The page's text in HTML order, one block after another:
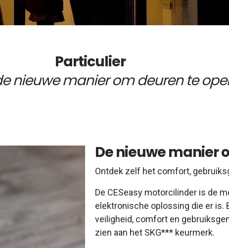
Particulier
nieuwe manier om deuren te
De nieuwe manier
Ontdek zelf het comfort,
De CESeasy motorcilinder is de
elektronische oplossing die er is.
veiligheid, comfort en
zien aan het SKG*** keurmerk.